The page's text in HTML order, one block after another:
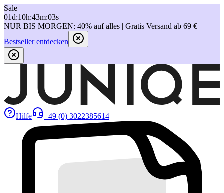
Sale
01d:10h:43m:03s
NUR BIS MORGEN: 40% auf alles | Gratis Versand ab 69 €
Bestseller entdecken
Hilfe +49 (0) 3022385614